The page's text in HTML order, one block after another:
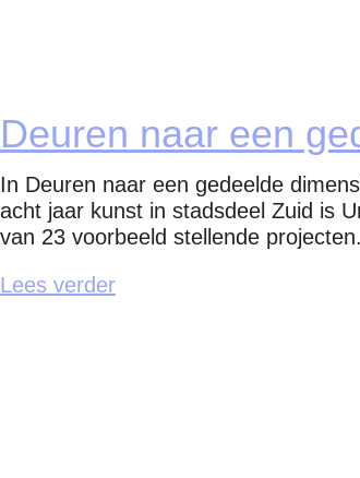
Deuren naar een
In Deuren naar een gedeelde
acht jaar kunst in stadsdeel Zuid is
van 23 voorbeeld stellende projecten.
Lees verder